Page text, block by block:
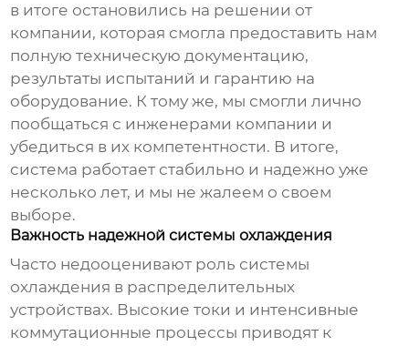
в итоге остановились на решении от
компании, которая смогла предоставить нам
полную техническую документацию,
результаты испытаний и гарантию на
оборудование. К тому же, мы смогли лично
пообщаться с инженерами компании и
убедиться в их компетентности. В итоге,
система работает стабильно и надежно уже
несколько лет, и мы не жалеем о своем
выборе.
Важность надежной системы охлаждения
Часто недооценивают роль системы
охлаждения в распределительных
устройствах. Высокие токи и интенсивные
коммутационные процессы приводят к